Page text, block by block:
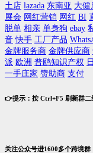
土店 lazada 东南亚 大健
展会 网红营销 网红 BI
脱单 相亲 单身狗 ebay
音 快手 工厂产品
金牌服务商 金牌供应商
派 欧洲 普鸥知识产权
一手庄家 赞助商 支付
👉提示：按 Ctrl+F5 刷新群二
关注公众号进1600多个跨境群